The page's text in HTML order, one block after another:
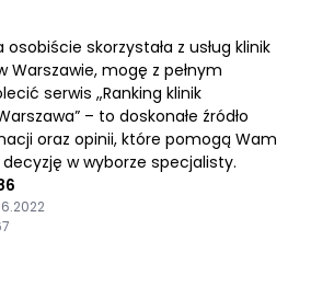
skorzystała z usług klinik
Warszawie, mogę z pełnym
serwis „Ranking klinik
– to doskonałe źródło
oraz opinii, które pomogą Wam
w wyborze specjalisty.